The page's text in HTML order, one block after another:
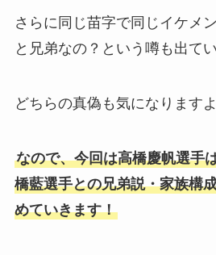
さらに同じ苗字で同じイケメ
と兄弟なの？という噂も出てい
どちらの真偽も気になりますよ
なので、今回は高橋慶帆選手
橋藍選手との兄弟説・家族構
めていきます！